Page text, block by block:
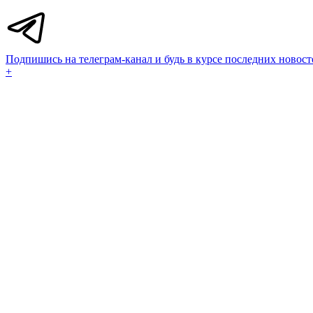
Подпишись на телеграм-канал и будь в курсе последних
+